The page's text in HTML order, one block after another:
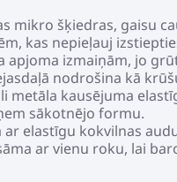
mikro šķiedras, gaisu
kas nepieļauj
apjoma izmaiņām, jo
nodrošina kā
metāla kausējuma
sākotnējo formu.
elastīgu kokvilnas
ar vienu roku, lai